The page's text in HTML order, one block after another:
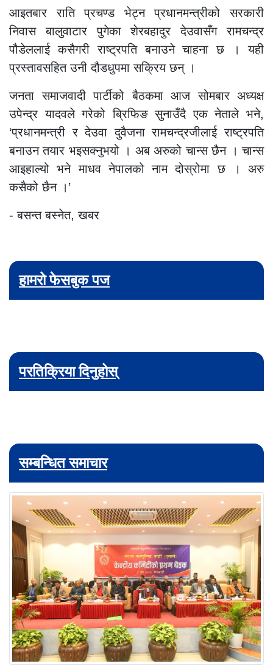
आइतबार राति प्रचण्ड भेट्न प्रधानमन्त्रीको सरकारी
निवास बालुवाटार पुगेका शेरबहादुर देउवासँग रामचन्द्र
पौडेललाई कसैगरी राष्ट्रपति बनाउने चाहना छ । यही
प्रस्तावसहित उनी दौडधुपमा सक्रिय छन् ।
जनता समाजवादी पार्टीको बैठकमा आज सोमबार अध्यक्ष
उपेन्द्र यादवले गरेको ब्रिफिङ सुनाउँदै एक नेताले भने,
‘प्रधानमन्त्री र देउवा दुवैजना रामचन्द्रजीलाई राष्ट्रपति
बनाउन तयार भइसक्नुभयो । अब अरुको चान्स छैन । चान्स
आइहाल्यो भने माधव नेपालको नाम दोस्रोमा छ । अरु
कसैको छैन ।’
- बसन्त बस्नेत, खबर
हामरो फेसबुक पज
परतिक्रिया दिनुहोस्
सम्बन्धित समाचार